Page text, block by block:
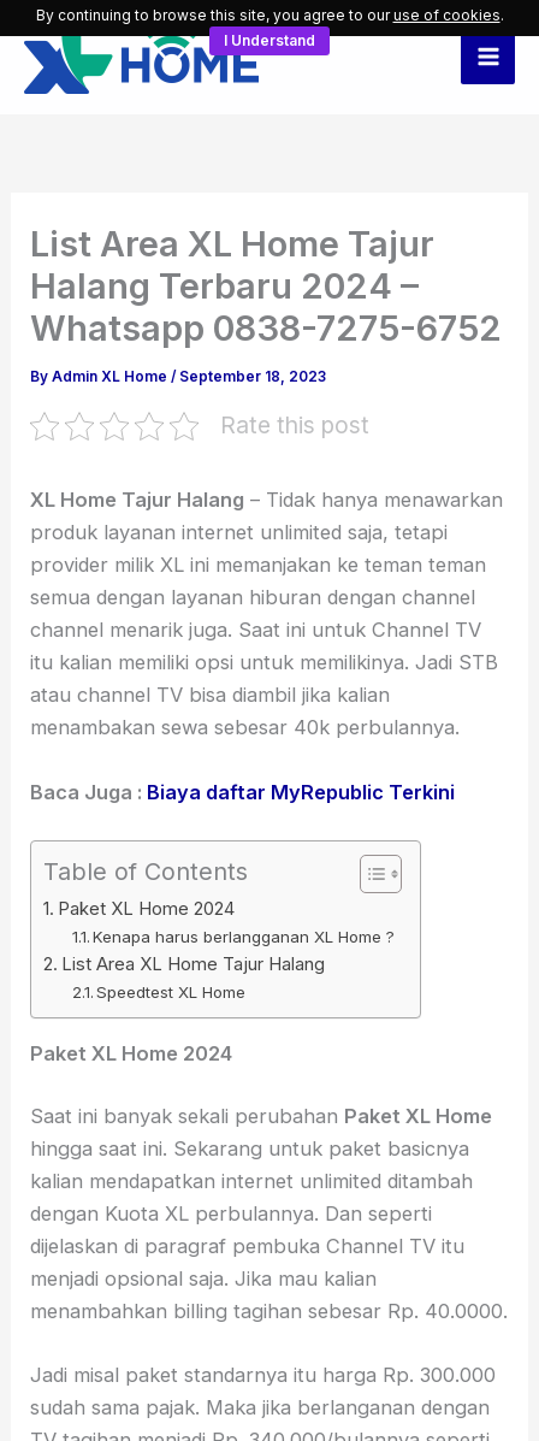
Skip
content
List Area XL Home Tajur
Halang Terbaru 2024 –
Whatsapp 0838-7275-6752
ByAdmin XL Home/ September 18, 2023
Rate this post
XL Home Tajur Halang – Tidak hanya menawarkan
produk layanan internet unlimited saja, tetapi
provider milik XL ini memanjakan ke teman teman
semua dengan layanan hiburan dengan channel
channel menarik juga. Saat ini untuk Channel TV
itu kalian memiliki opsi untuk memilikinya. Jadi STB
atau channel TV bisa diambil jika kalian
menambakan sewa sebesar 40k perbulannya.
Baca Juga : Biaya daftar MyRepublic Terkini
Table of Contents
Paket XL Home 2024
Kenapa harus berlangganan XL Home ?
List Area XL Home Tajur Halang
Speedtest XL Home
Paket XL Home 2024
Saat ini banyak sekali perubahan Paket XL Home
hingga saat ini. Sekarang untuk paket basicnya
kalian mendapatkan internet unlimited ditambah
dengan Kuota XL perbulannya. Dan seperti
dijelaskan di paragraf pembuka Channel TV itu
menjadi opsional saja. Jika mau kalian
menambahkan billing tagihan sebesar Rp. 40.0000.
Jadi misal paket standarnya itu harga Rp. 300.000
sudah sama pajak. Maka jika berlanganan dengan
By continuing to browse this site, you agree to ouruse of cookies.
I Understand